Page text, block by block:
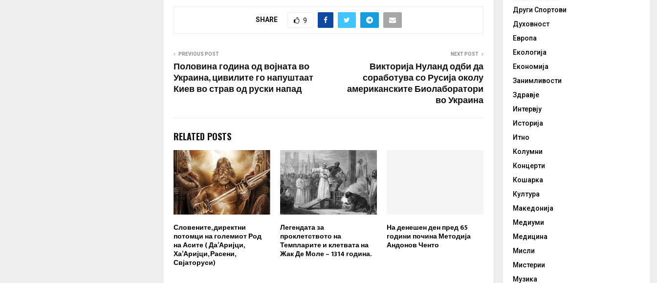
SHARE 9
PREVIOUS POST
Половина година од војната во
Украина, цивилите го напуштаат
Киев во страв од руски напад
NEXT POST
Викторија Нуланд одби да
соработува со Русија околу
американските Биолаборатори
во Украина
RELATED POSTS
Словените, директни
потомци на големиот Род
на Асите ( Да’Аријци,
Ха’Аријци, Расени,
Свјаторуси)
Легендата за
проклетството на
Темпларите и клетвата на
Жак Де Моле – 1314 година.
На денешен ден пред 65
години почина Методија
Андонов Ченто
Други Спортови
Духовност
Европа
Екологија
Економија
Занимливости
Здравје
Интервју
Историја
Итно
Колумни
Концерти
Кошарка
Култура
Македонија
Медиуми
Медицина
Мисли
Мистерии
Музика